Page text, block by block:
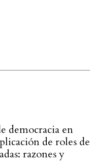
democracia en
de roles de
razones y